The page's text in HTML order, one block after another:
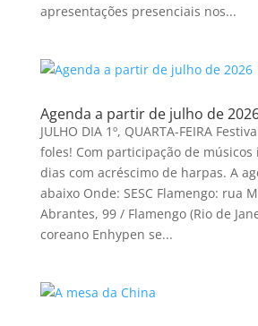
apresentações presenciais nos...
Agenda a partir de julho de
JULHO DIA 1º, QUARTA-FEIRA
foles! Com participação de
dias com acréscimo de harpas. A
abaixo Onde: SESC Flamengo: rua
Abrantes, 99 / Flamengo (Rio de
coreano Enhypen se...